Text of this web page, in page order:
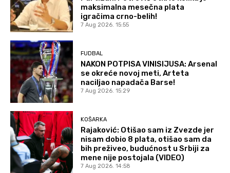
maksimalna mesečna plata
igračima crno-belih!
7 Aug 2026. 15:55
FUDBAL
NAKON POTPISA VINISIJUSA: Arsenal
se okreće novoj meti, Arteta
naciljao napadača Barse!
7 Aug 2026. 15:29
KOŠARKA
Rajaković: Otišao sam iz Zvezde jer
nisam dobio 8 plata, otišao sam da
bih preživeo, budućnost u Srbiji za
mene nije postojala (VIDEO)
7 Aug 2026. 14:58